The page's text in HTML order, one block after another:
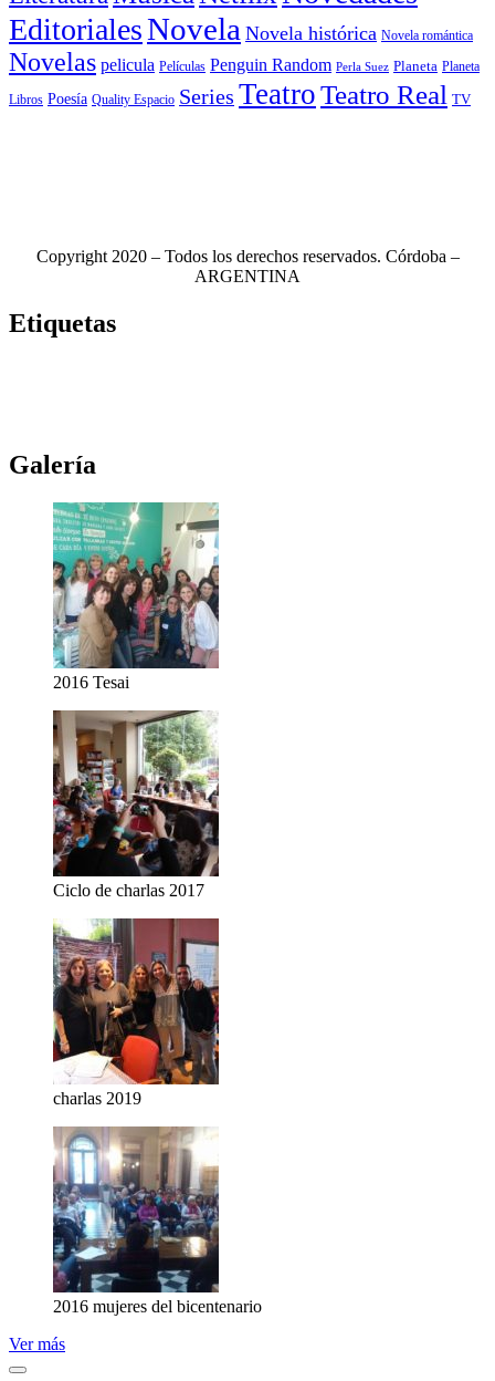
EditorialesNovela Novela histórica Novela romántica
Novelas pelicula Películas Penguin Random Perla Suez Planeta Planeta
Libros Poesía Quality Espacio Series TeatroTeatro Real TV
Copyright 2020 – Todos los derechos reservados. Córdoba –
ARGENTINA
Etiquetas
Galería
2016 Tesai
Ciclo de charlas 2017
charlas 2019
2016 mujeres del bicentenario
Ver más